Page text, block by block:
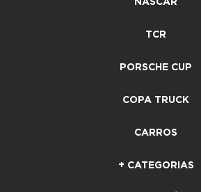
TCR
PORSCHE CUP
COPA TRUCK
CARROS
+ CATEGORIAS